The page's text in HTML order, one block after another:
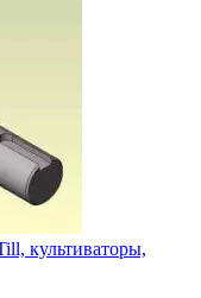
культиваторы,